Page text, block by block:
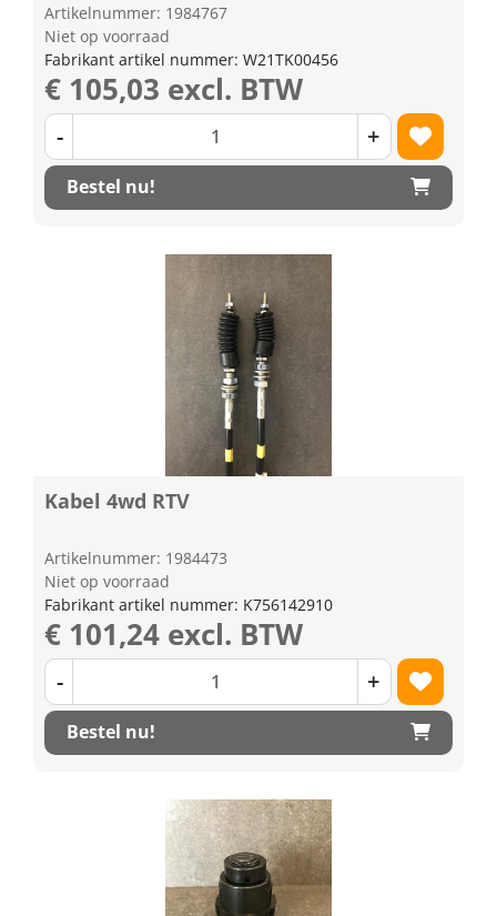
Artikelnummer: 1984767
Niet op voorraad
Fabrikant artikel nummer: W21TK00456
€ 105,03 excl. BTW
- +
Bestel nu!
Kabel 4wd RTV
Artikelnummer: 1984473
Niet op voorraad
Fabrikant artikel nummer: K756142910
€ 101,24 excl. BTW
- +
Bestel nu!